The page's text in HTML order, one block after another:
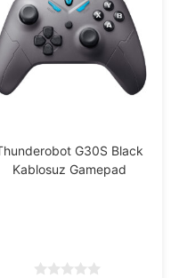
G30S Black
Kablosuz Gamepad